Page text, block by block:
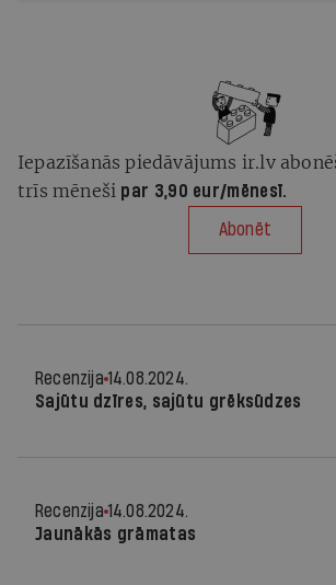
Iepazīšanās piedāvājums ir.lv
trīs mēneši par 3,90 eur/mēnesī.
Abonēt
Recenzija 14.08.2024.
Sajūtu dzīres, sajūtu grēksūdzes
Recenzija 14.08.2024.
Jaunākās grāmatas